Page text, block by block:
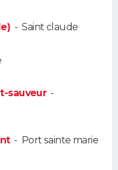
-Saint claude
sauveur-
- Port sainte marie